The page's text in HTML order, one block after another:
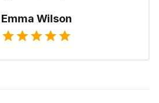
Emma Wilson